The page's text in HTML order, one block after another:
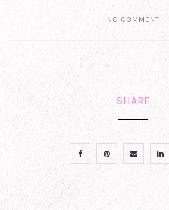
NO COMMENT
SHARE